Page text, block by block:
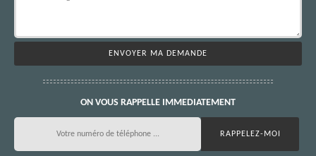
ON VOUS RAPPELLE IMMEDIATEMENT